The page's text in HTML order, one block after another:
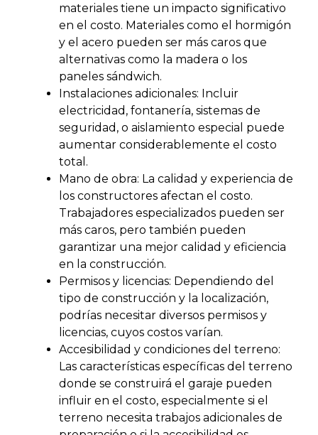
materiales tiene un impacto significativo
en el costo. Materiales como el hormigón
y el acero pueden ser más caros que
alternativas como la madera o los
paneles sándwich​​.
Instalaciones adicionales: Incluir
electricidad, fontanería, sistemas de
seguridad, o aislamiento especial puede
aumentar considerablemente el costo
total​​.
Mano de obra: La calidad y experiencia de
los constructores afectan el costo.
Trabajadores especializados pueden ser
más caros, pero también pueden
garantizar una mejor calidad y eficiencia
en la construcción​.
Permisos y licencias: Dependiendo del
tipo de construcción y la localización,
podrías necesitar diversos permisos y
licencias, cuyos costos varían​.
Accesibilidad y condiciones del terreno:
Las características específicas del terreno
donde se construirá el garaje pueden
influir en el costo, especialmente si el
terreno necesita trabajos adicionales de